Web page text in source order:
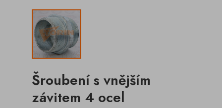
Šroubení s vnějším
závitem 4 ocel